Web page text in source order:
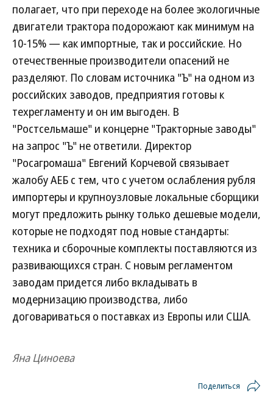
полагает, что при переходе на более экологичные
двигатели трактора подорожают как минимум на
10-15% — как импортные, так и российские. Но
отечественные производители опасений не
разделяют. По словам источника "Ъ" на одном из
российских заводов, предприятия готовы к
техрегламенту и он им выгоден. В
"Ростсельмаше" и концерне "Тракторные заводы"
на запрос "Ъ" не ответили. Директор
"Росагромаша" Евгений Корчевой связывает
жалобу АЕБ с тем, что с учетом ослабления рубля
импортеры и крупноузловые локальные сборщики
могут предложить рынку только дешевые модели,
которые не подходят под новые стандарты:
техника и сборочные комплекты поставляются из
развивающихся стран. С новым регламентом
заводам придется либо вкладывать в
модернизацию производства, либо
договариваться о поставках из Европы или США.
Яна Циноева
Поделиться